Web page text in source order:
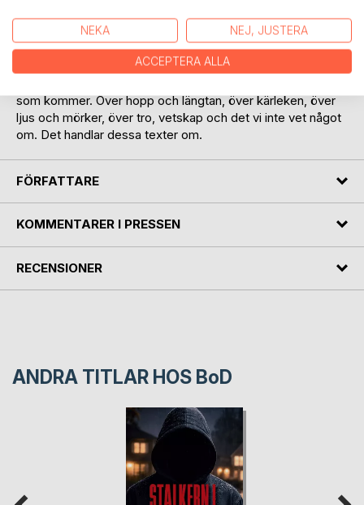
BESKRIVNING
En karta över området, en karta över livet, en
som kommer. Över hopp och längtan, över kärleken, över
ljus och mörker, över tro, vetskap och det vi inte vet något
om. Det handlar dessa texter om.
FÖRFATTARE
KOMMENTARER I PRESSEN
RECENSIONER
ANDRA TITLAR HOS BoD
NEKA NEJ, JUSTERA
ACCEPTERA ALLA